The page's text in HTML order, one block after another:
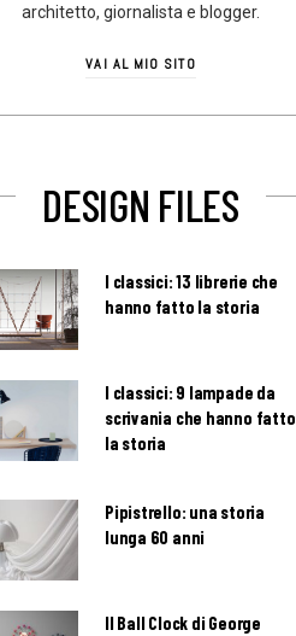
architetto, giornalista e blogger.
VAI AL MIO SITO
DESIGN FILES
I classici: 13 librerie che
hanno fatto la storia
I classici: 9 lampade da
scrivania che hanno fatto
la storia
Pipistrello: una storia
lunga 60 anni
Il Ball Clock di George